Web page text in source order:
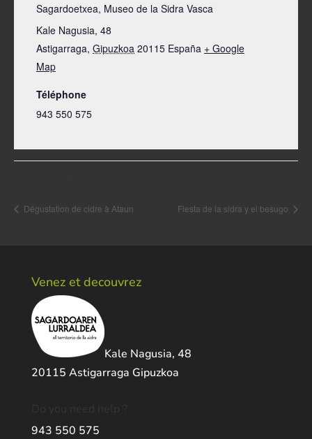
Sagardoetxea, Museo de la Sidra Vasca
Kale Nagusia, 48
Astigarraga, Gipuzkoa 20115 España + Google
Map
Téléphone
943 550 575
Dégustation de cidre à Ataun Fiesta de la sidra y el besugo
Venez et decouvrez
Kale Nagusia, 48
20115 Astigarraga Gipuzkoa
943 550 575